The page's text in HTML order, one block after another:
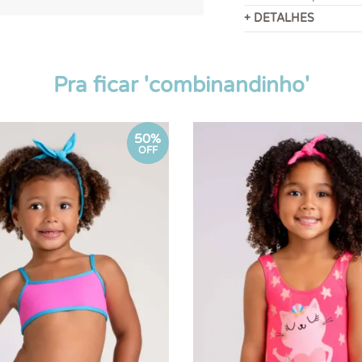
+ DETALHES
Pra ficar 'combinandinho'
50%
OFF